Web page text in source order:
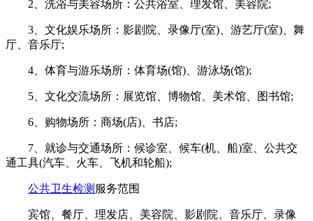
2、洗浴与美容场所：公共浴室、理发馆、美容院;
3、文化娱乐场所：影剧院、录像厅(室)、游艺厅(室)、舞
厅、音乐厅;
4、体育与游乐场所：体育场(馆)、游泳场(馆);
5、文化交流场所：展览馆、博物馆、美术馆、图书馆;
6、购物场所：商场(店)、书店;
7、就诊与交通场所：候诊室、候车(机、船)室、公共交
通工具(汽车、火车、飞机和轮船);
公共卫生检测 服务范围
宾馆、餐厅、理发店、美容院、影剧院、音乐厅、录像